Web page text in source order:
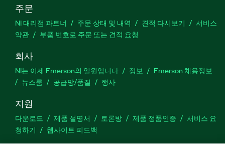
주문
NI 대리점 파트너 주문 상태 및 내역 견적 다시보기
서비스
약관
부품 번호로 주문 또는 견적 요청
회사
NI는 이제 Emerson의 일원입니다 정보
Emerson 채용정보
뉴스룸
공급망/품질 행사
지원
다운로드 제품 설명서 토론방 제품 정품인증
서비스 요
청하기
웹사이트 피드백